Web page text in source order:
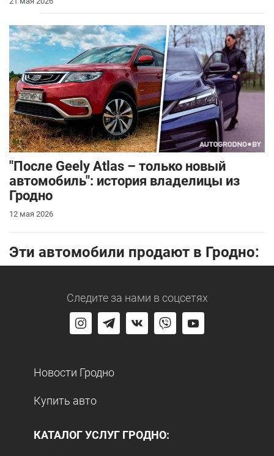
"После Geely Atlas – только новый
автомобиль": история владелицы из
Гродно
12 мая 2026
Эти автомобили продают в Гродно:
Следите за нами в соцсетях
Новости Гродно
Купить авто
КАТАЛОГ УСЛУГ ГРОДНО: